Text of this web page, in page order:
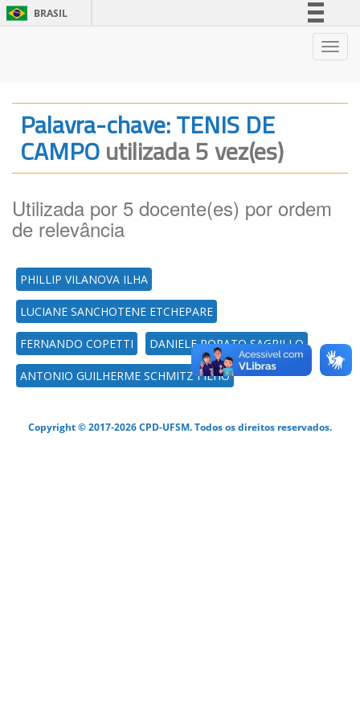
BRASIL
Legislação
Canais
Palavra-chave: TENIS DE
CAMPOutilizada 5 vez(es)
Utilizada por 5 docente(es) por ordem
de relevância
PHILLIP VILANOVA ILHA
LUCIANE SANCHOTENE ETCHEPARE
FERNANDO COPETTI DANIELE RORATO SAGRILLO
ANTONIO GUILHERME SCHMITZ FILHO
Copyright © 2017-2026 CPD-UFSM. Todos os direitos reservados.